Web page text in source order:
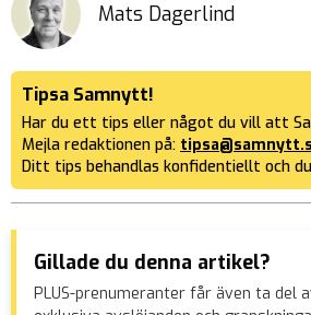
Mats Dagerlind
Tipsa Samnytt!
Har du ett tips eller något du vill att
Mejla redaktionen på:
Ditt tips behandlas konfidentiellt och
Gillade du denna artikel?
PLUS-prenumeranter får även ta del